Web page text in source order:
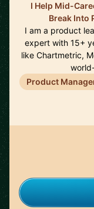
I Help Mid-
Break Into
I am a product
expert with 15+
like Chartmetric,
Product